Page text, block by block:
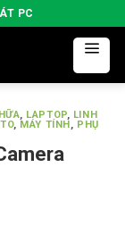
PC
, LAPTOP, LINH
, MÁY TÍNH, PHỤ